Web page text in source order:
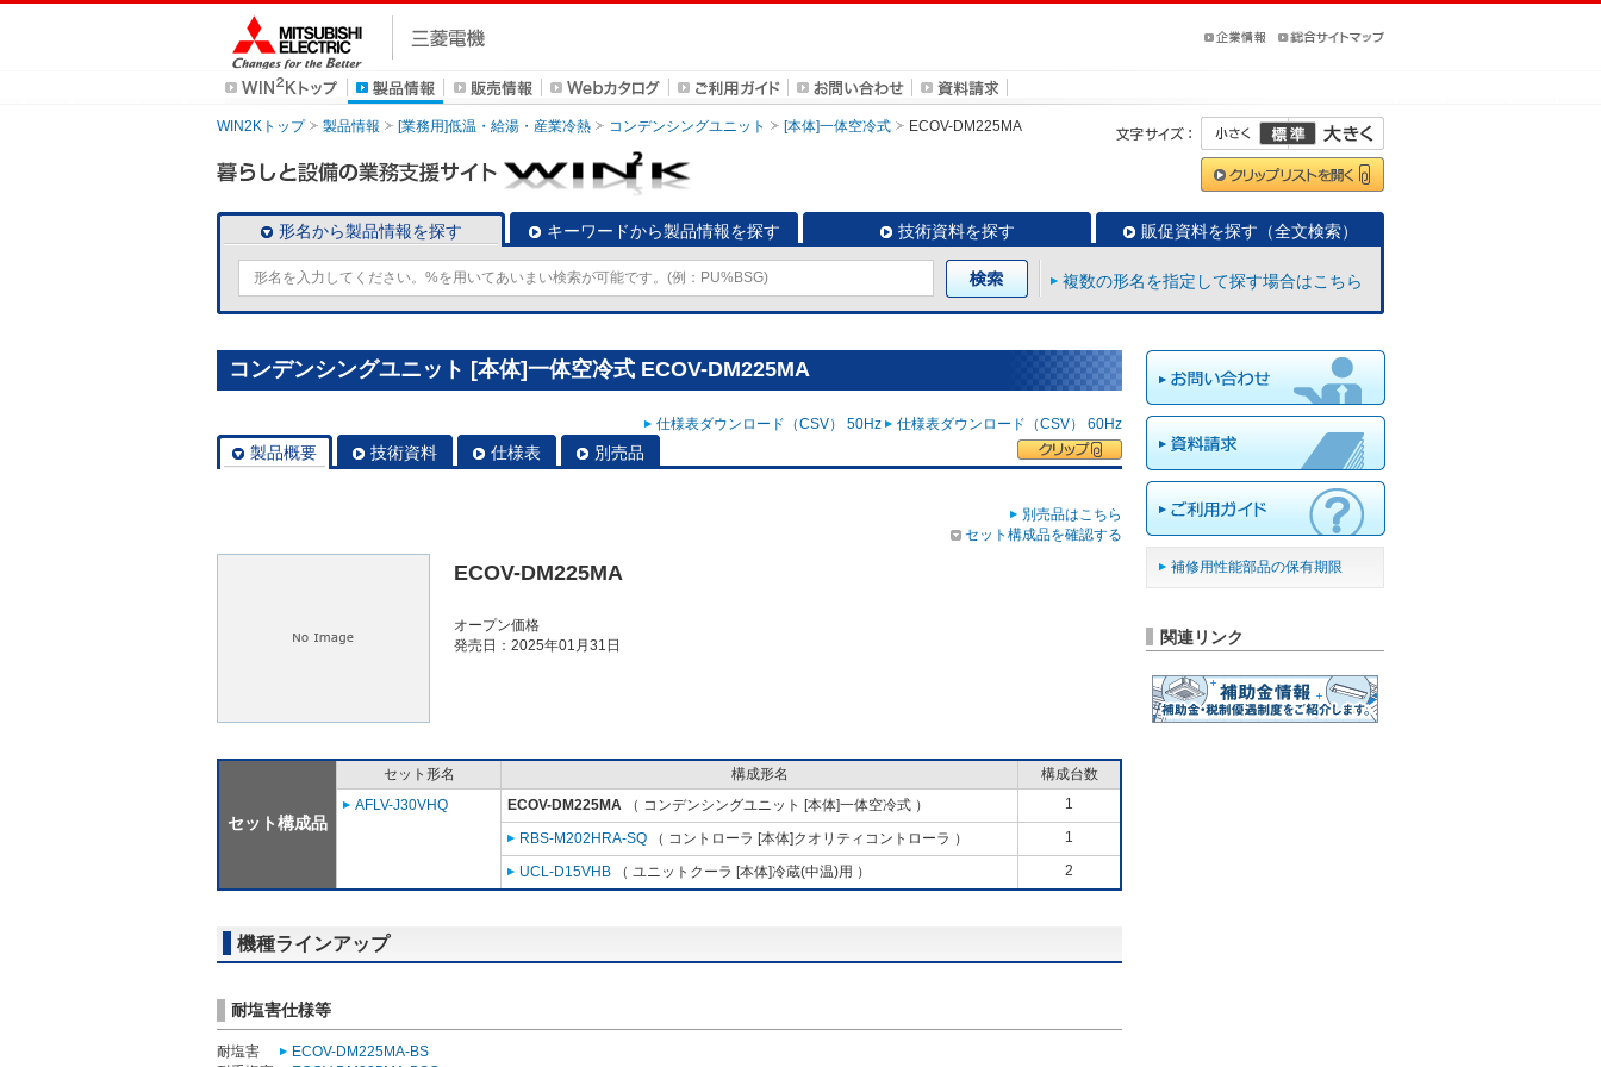
WIN2Kトップ 製品情報 [業務用]低温・給湯・産業冷熱 コンデンシングユニット [本体]一体空冷式 ECOV-DM225MA
形名から製品情報を探す キーワードから製品情報を探す 技術資料を探す 販促資料を探す（全文検索）
複数の形名を指定して探す場合はこちら
コンデンシングユニット [本体]一体空冷式 ECOV-DM225MA
仕様表ダウンロード（CSV） 50Hz 仕様表ダウンロード（CSV） 60Hz
製品概要 技術資料 仕様表 別売品
別売品はこちら
セット構成品を確認する
ECOV-DM225MA
オープン価格
発売日：2025年01月31日
セット構成品
セット形名 構成形名
構成台数
AFLV-J30VHQ
ECOV-DM225MA （ コンデンシングユニット [本体]一体空冷式 ） 1
RBS-M202HRA-SQ （ コントローラ [本体]クオリティコントローラ ） 1
UCL-D15VHB （ ユニットクーラ [本体]冷蔵(中温)用 ） 2
機種ラインアップ
耐塩害仕様等
耐塩害
ECOV-DM225MA-BS
補修用性能部品の保有期限
関連リンク